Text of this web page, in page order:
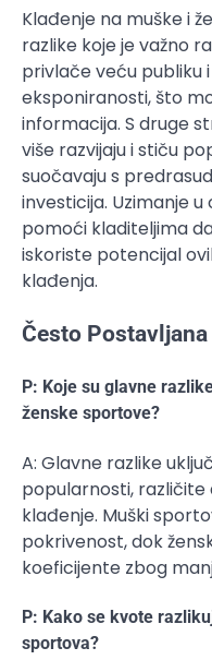
Klađenje na muške i
razlike koje je važno
privlače veću publiku
eksponiranosti, što
informacija. S druge
više razvijaju i stiču
suočavaju s
investicija. Uzimanje
pomoći kladiteljima
iskoriste potencijal
klađenja.
Često
P: Koje su glavne
ženske sportove?
A: Glavne razlike
popularnosti, različite
klađenje. Muški
pokrivenost, dok
koeficijente zbog
P: Kako se kvote
sportova?